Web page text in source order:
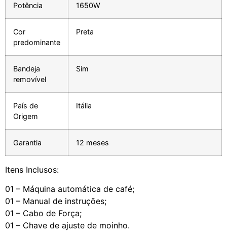
Potência 1650W
Cor
predominante
Preta
Bandeja
removível
Sim
País de
Origem
Itália
Garantia 12 meses
Itens Inclusos:
01 – Máquina automática de café;
01 – Manual de instruções;
01 – Cabo de Força;
01 – Chave de ajuste de moinho.